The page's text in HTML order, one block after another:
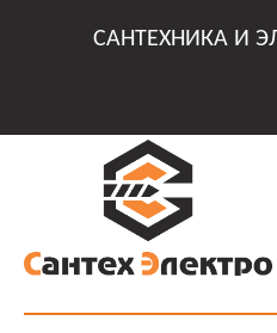
САНТЕХНИКА И